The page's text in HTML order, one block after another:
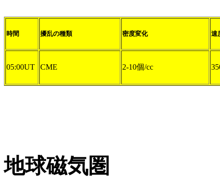
時間 擾乱の種類 密度変化 速
05:00UT CME 2-10個/cc
地球磁気圏